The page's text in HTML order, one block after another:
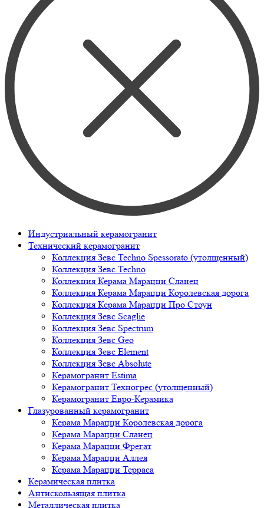
Индустриальный керамогранит
Технический керамогранит
Коллекция Зевс Techno Spessorato (утолщенный)
Коллекция Зевс Techno
Коллекция Керама Марацци Сланец
Коллекция Керама Марацци Королевская дорога
Коллекция Керама Марацци Про Стоун
Коллекция Зевс Scaglie
Коллекция Зевс Spectrum
Коллекция Зевс Geo
Коллекция Зевс Element
Коллекция Зевс Absolute
Керамогранит Estima
Керамогранит Техногрес (утолщенный)
Керамогранит Евро-Керамика
Глазурованный керамогранит
Керама Марацци Королевская дорога
Керама Марацци Сланец
Керама Марацци Фрегат
Керама Марацци Аллея
Керама Марацци Терраса
Керамическая плитка
Антискользящая плитка
Металлическая плитка